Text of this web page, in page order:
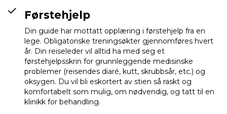
Førstehjelp
Din guide har mottatt opplæring i førstehjelp fra en
lege. Obligatoriske treningsøkter gjennomføres hvert
år. Din reiseleder vil alltid ha med seg et
førstehjelpsskrin for grunnleggende medisinske
problemer (reisendes diaré, kutt, skrubbsår, etc.) og
oksygen. Du vil bli eskortert av stien så raskt og
komfortabelt som mulig, om nødvendig, og tatt til en
klinikk for behandling.